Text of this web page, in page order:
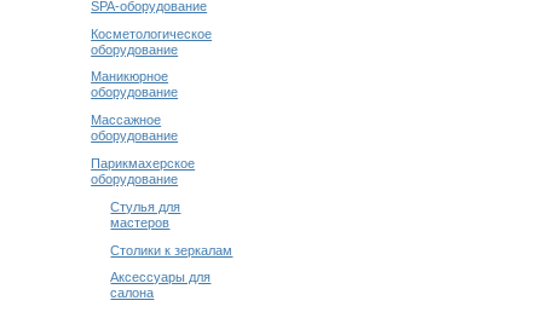
SPA-оборудование
Косметологическое
оборудование
Маникюрное
оборудование
Массажное
оборудование
Парикмахерское
оборудование
Стулья для
мастеров
Столики к зеркалам
Аксессуары для
салона